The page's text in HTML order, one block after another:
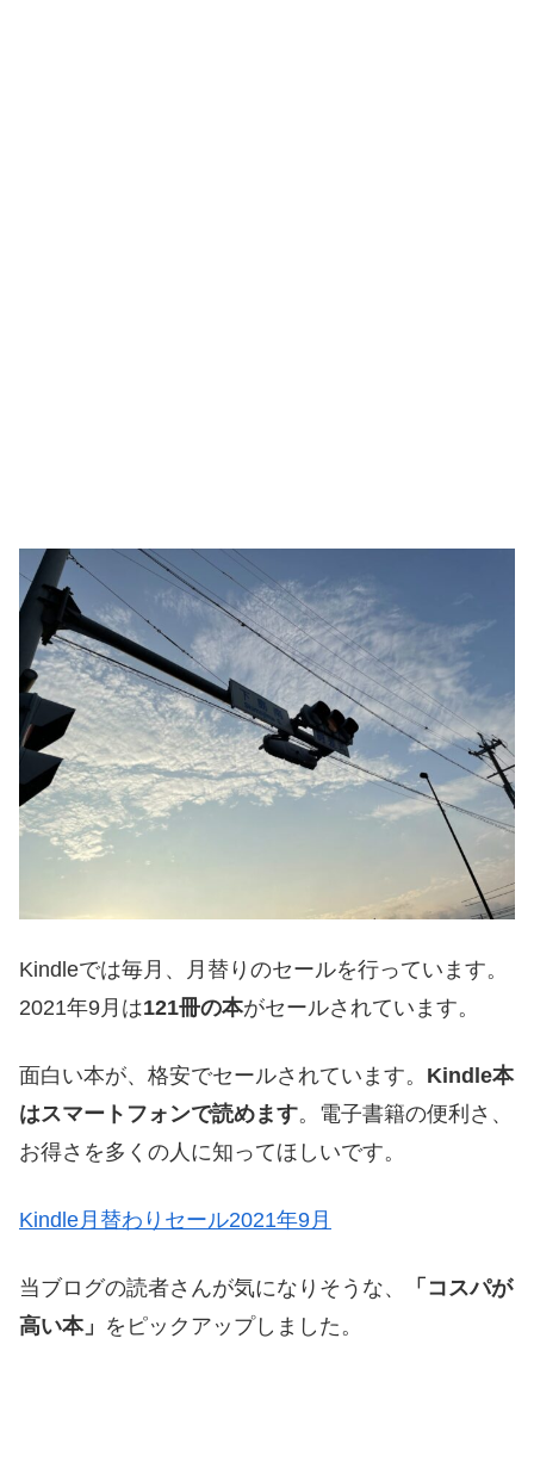
Kindleでは毎月、月替りのセールを行っています。
2021年9月は121冊の本がセールされています。
面白い本が、格安でセールされています。 Kindle本
はスマートフォンで読めます。電子書籍の便利さ、
お得さを多くの人に知ってほしいです。
Kindle月替わりセール2021年9月
当ブログの読者さんが気になりそうな、
「コスパが
高い本」 をピックアップしました。